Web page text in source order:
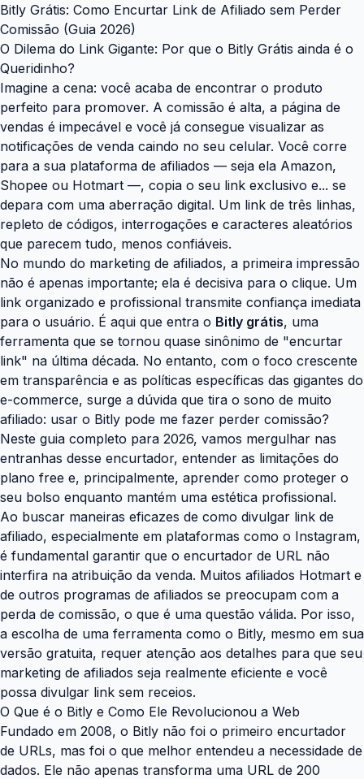
Bitly Grátis: Como Encurtar Link de Afiliado sem Perder
Comissão (Guia 2026)
O Dilema do Link Gigante: Por que o Bitly Grátis ainda é o
Queridinho?
Imagine a cena: você acaba de encontrar o produto
perfeito para promover. A comissão é alta, a página de
vendas é impecável e você já consegue visualizar as
notificações de venda caindo no seu celular. Você corre
para a sua plataforma de afiliados — seja ela Amazon,
Shopee ou Hotmart —, copia o seu link exclusivo e... se
depara com uma aberração digital. Um link de três linhas,
repleto de códigos, interrogações e caracteres aleatórios
que parecem tudo, menos confiáveis.
No mundo do marketing de afiliados, a primeira impressão
não é apenas importante; ela é decisiva para o clique. Um
link organizado e profissional transmite confiança imediata
para o usuário. É aqui que entra o Bitly grátis, uma
ferramenta que se tornou quase sinônimo de "encurtar
link" na última década. No entanto, com o foco crescente
em transparência e as políticas específicas das gigantes do
e-commerce, surge a dúvida que tira o sono de muito
afiliado: usar o Bitly pode me fazer perder comissão?
Neste guia completo para 2026, vamos mergulhar nas
entranhas desse encurtador, entender as limitações do
plano free e, principalmente, aprender como proteger o
seu bolso enquanto mantém uma estética profissional.
Ao buscar maneiras eficazes de como divulgar link de
afiliado, especialmente em plataformas como o Instagram,
é fundamental garantir que o encurtador de URL não
interfira na atribuição da venda. Muitos afiliados Hotmart e
de outros programas de afiliados se preocupam com a
perda de comissão, o que é uma questão válida. Por isso,
a escolha de uma ferramenta como o Bitly, mesmo em sua
versão gratuita, requer atenção aos detalhes para que seu
marketing de afiliados seja realmente eficiente e você
possa divulgar link sem receios.
O Que é o Bitly e Como Ele Revolucionou a Web
Fundado em 2008, o Bitly não foi o primeiro encurtador
de URLs, mas foi o que melhor entendeu a necessidade de
dados. Ele não apenas transforma uma URL de 200